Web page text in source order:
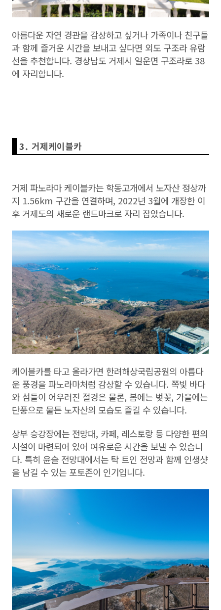
아름다운 자연 경관을 감상하고 싶거나 가족이나 친구들
과 함께 즐거운 시간을 보내고 싶다면 외도 구조라 유람
선을 추천합니다. 경상남도 거제시 일운면 구조라로 38
에 자리합니다.
3. 거제케이블카
거제 파노라마 케이블카는 학동고개에서 노자산 정상까
지 1.56km 구간을 연결하며, 2022년 3월에 개장한 이
후 거제도의 새로운 랜드마크로 자리 잡았습니다.
케이블카를 타고 올라가면 한려해상국립공원의 아름다
운 풍경을 파노라마처럼 감상할 수 있습니다. 쪽빛 바다
와 섬들이 어우러진 절경은 물론, 봄에는 벚꽃, 가을에는
단풍으로 물든 노자산의 모습도 즐길 수 있습니다.
상부 승강장에는 전망대, 카페, 레스토랑 등 다양한 편의
시설이 마련되어 있어 여유로운 시간을 보낼 수 있습니
다. 특히 윤슬 전망대에서는 탁 트인 전망과 함께 인생샷
을 남길 수 있는 포토존이 인기입니다.